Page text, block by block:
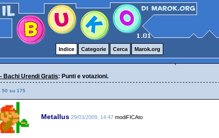
Indice Categorie Cerca Marok.org
Bachi Urendi Gratis: Punti e votazioni.
50 su 175
Metallus 29/03/2009, 14:47 modiFICAto